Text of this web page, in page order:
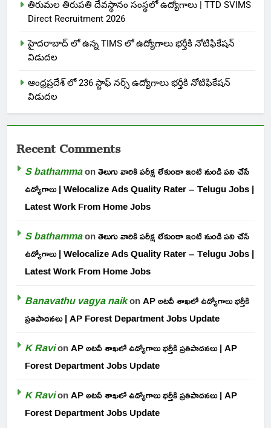
తిరుమల తిరుపతి దేవస్థానం సంస్థలో ఉద్యోగాలు | TTD SVIMS
Direct Recruitment 2026
హైదరాబాద్ లో ఉన్న TIMS లో ఉద్యోగాలు భర్తీకి నోటిఫికేషన్
విడుదల
ఆంధ్రప్రదేశ్ లో 236 స్టాఫ్ నర్స్ ఉద్యోగాలు భర్తీకి నోటిఫికేషన్
విడుదల
Recent Comments
S bathammaonతెలుగు వారికి పరీక్ష లేకుండా ఇంటి నుండి పని చేసే
ఉద్యోగాలు | Welocalize Ads Quality Rater – Telugu Jobs |
Latest Work From Home Jobs
S bathammaonతెలుగు వారికి పరీక్ష లేకుండా ఇంటి నుండి పని చేసే
ఉద్యోగాలు | Welocalize Ads Quality Rater – Telugu Jobs |
Latest Work From Home Jobs
Banavathu vagya naikonAP అటవీ శాఖలో ఉద్యోగాలు భర్తీకి
ప్రతిపాదనలు | AP Forest Department Jobs Update
K RavionAP అటవీ శాఖలో ఉద్యోగాలు భర్తీకి ప్రతిపాదనలు | AP
Forest Department Jobs Update
K RavionAP అటవీ శాఖలో ఉద్యోగాలు భర్తీకి ప్రతిపాదనలు | AP
Forest Department Jobs Update